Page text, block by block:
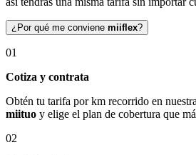
¿Por qué me conviene miiflex?
01
Cotiza y contrata
Obtén tu tarifa por km recorrido en
miituo y elige el plan de cobertura que
02